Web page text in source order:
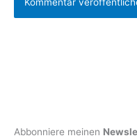
Abbonniere meinen